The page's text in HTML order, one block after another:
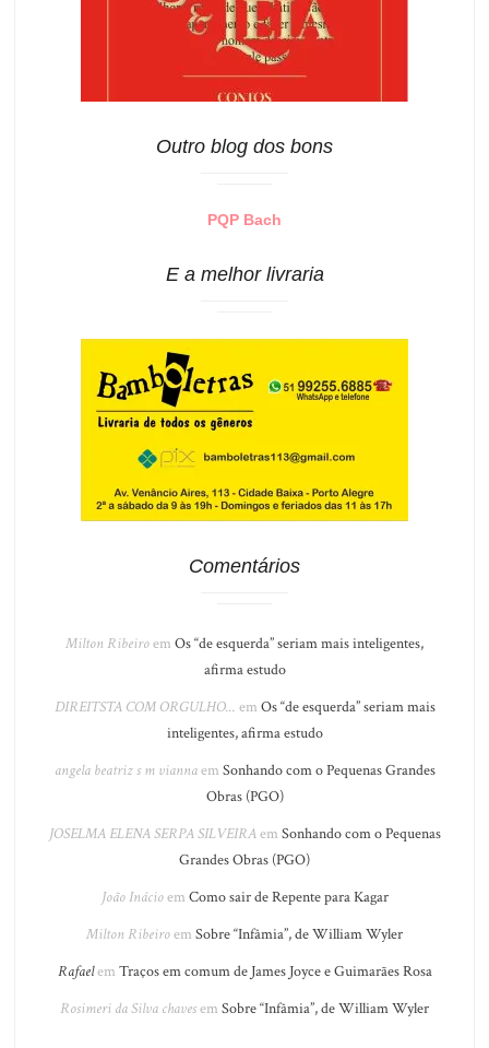
Outro blog dos bons
PQP Bach
E a melhor livraria
Comentários
Milton Ribeiroem Os “de esquerda” seriam mais inteligentes,
afirma estudo
DIREITSTA COM ORGULHO... em Os “de esquerda” seriam mais
inteligentes, afirma estudo
angela beatriz s m viannaem Sonhando com o Pequenas Grandes
Obras (PGO)
JOSELMA ELENA SERPA SILVEIRAem Sonhando com o Pequenas
Grandes Obras (PGO)
João Inácioem Como sair de Repente para Kagar
Milton Ribeiroem Sobre “Infâmia”, de William Wyler
Rafaelem Traços em comum de James Joyce e Guimarães Rosa
Rosimeri da Silva chavesem Sobre “Infâmia”, de William Wyler